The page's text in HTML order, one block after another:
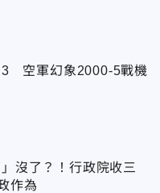
3 空軍幻象2000-5戰機
沒了？！行政院收三
作為